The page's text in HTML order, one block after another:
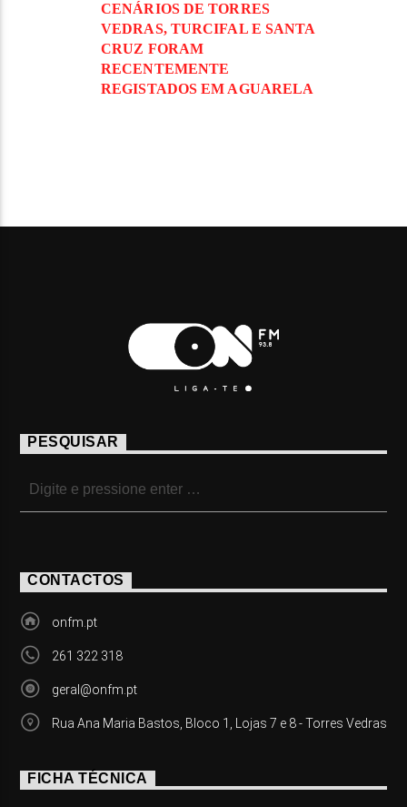
CENÁRIOS DE TORRES
VEDRAS, TURCIFAL E SANTA
CRUZ FORAM
RECENTEMENTE
REGISTADOS EM AGUARELA
PESQUISAR
CONTACTOS
onfm.pt
261 322 318
geral@onfm.pt
Rua Ana Maria Bastos, Bloco 1, Lojas 7 e 8 - Torres Vedras
FICHA TÉCNICA